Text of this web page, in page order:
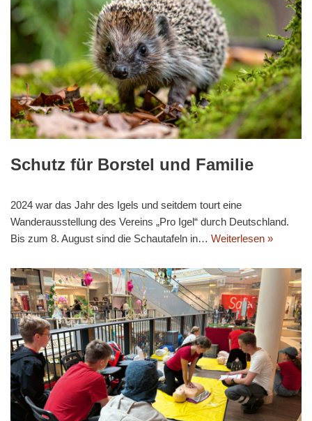
Schutz für Borstel und Familie
2024 war das Jahr des Igels und seitdem tourt eine
Wanderausstellung des Vereins „Pro Igel“ durch Deutschland.
Bis zum 8. August sind die Schautafeln in… Weiterlesen »